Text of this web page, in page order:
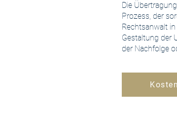
Die
Prozess, der
Rechtsanwalt
Gestaltung der
der Nachfolge